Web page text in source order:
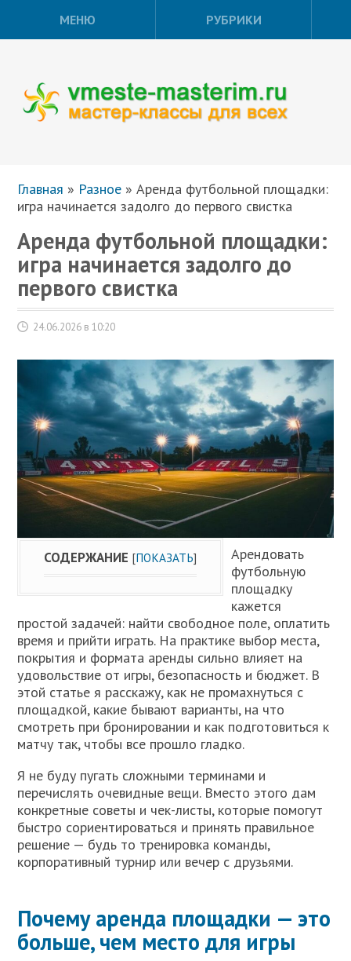
МЕНЮ РУБРИКИ
Главная » Разное »Аренда футбольной площадки:
игра начинается задолго до первого свистка
Аренда футбольной площадки:
игра начинается задолго до
первого свистка
24.06.2026 в 10:20
СОДЕРЖАНИЕ [ПОКАЗАТЬ]
Арендовать
футбольную
площадку
кажется
простой задачей: найти свободное поле, оплатить
время и прийти играть. На практике выбор места,
покрытия и формата аренды сильно влияет на
удовольствие от игры, безопасность и бюджет. В
этой статье я расскажу, как не промахнуться с
площадкой, какие бывают варианты, на что
смотреть при бронировании и как подготовиться к
матчу так, чтобы все прошло гладко.
Я не буду пугать сложными терминами и
перечислять очевидные вещи. Вместо этого дам
конкретные советы и чек-листы, которые помогут
быстро сориентироваться и принять правильное
решение — будь то тренировка команды,
корпоративный турнир или вечер с друзьями.
Почему аренда площадки — это
больше, чем место для игры